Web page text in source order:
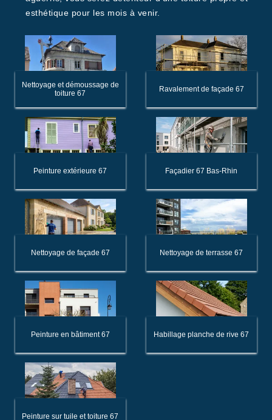
esthétique pour les mois à venir.
Nettoyage et démoussage de
toiture 67
Ravalement de façade 67
Peinture extérieure 67 Façadier 67 Bas-Rhin
Nettoyage de façade 67 Nettoyage de terrasse 67
Peinture en bâtiment 67 Habillage planche de rive 67
Peinture sur tuile et toiture 67